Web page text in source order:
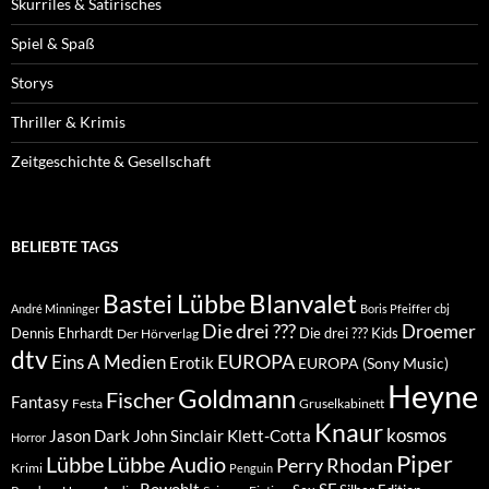
Skurriles & Satirisches
Spiel & Spaß
Storys
Thriller & Krimis
Zeitgeschichte & Gesellschaft
BELIEBTE TAGS
André Minninger Bastei Lübbe Blanvalet Boris Pfeiffer cbj
Dennis Ehrhardt Der Hörverlag Die drei ??? Die drei ??? Kids Droemer
dtvEins A Medien Erotik EUROPA EUROPA (Sony Music)
Fantasy Festa FischerGoldmann Gruselkabinett Heyne
Horror Jason Dark John Sinclair Klett-Cotta Knaur kosmos
Krimi LübbeLübbe Audio Penguin Perry Rhodan Piper